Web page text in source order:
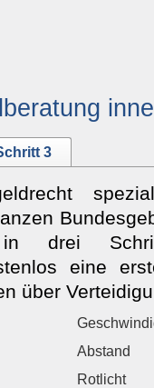
3
in drei
eine
über
Abstand
Rotlicht